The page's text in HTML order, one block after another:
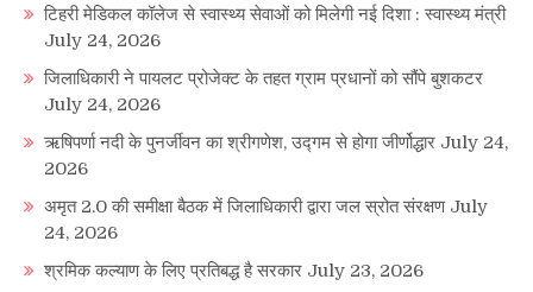
टिहरी मेडिकल कॉलेज से स्वास्थ्य सेवाओं को मिलेगी नई दिशा : स्वास्थ्य मंत्री
July 24, 2026
जिलाधिकारी ने पायलट प्रोजेक्ट के तहत ग्राम प्रधानों को सौंपे बुशकटर
July 24, 2026
ऋषिपर्णा नदी के पुनर्जीवन का श्रीगणेश, उद्गम से होगा जीर्णोद्धार July 24,
2026
अमृत 2.0 की समीक्षा बैठक में जिलाधिकारी द्वारा जल स्रोत संरक्षण July
24, 2026
श्रमिक कल्याण के लिए प्रतिबद्ध है सरकार July 23, 2026